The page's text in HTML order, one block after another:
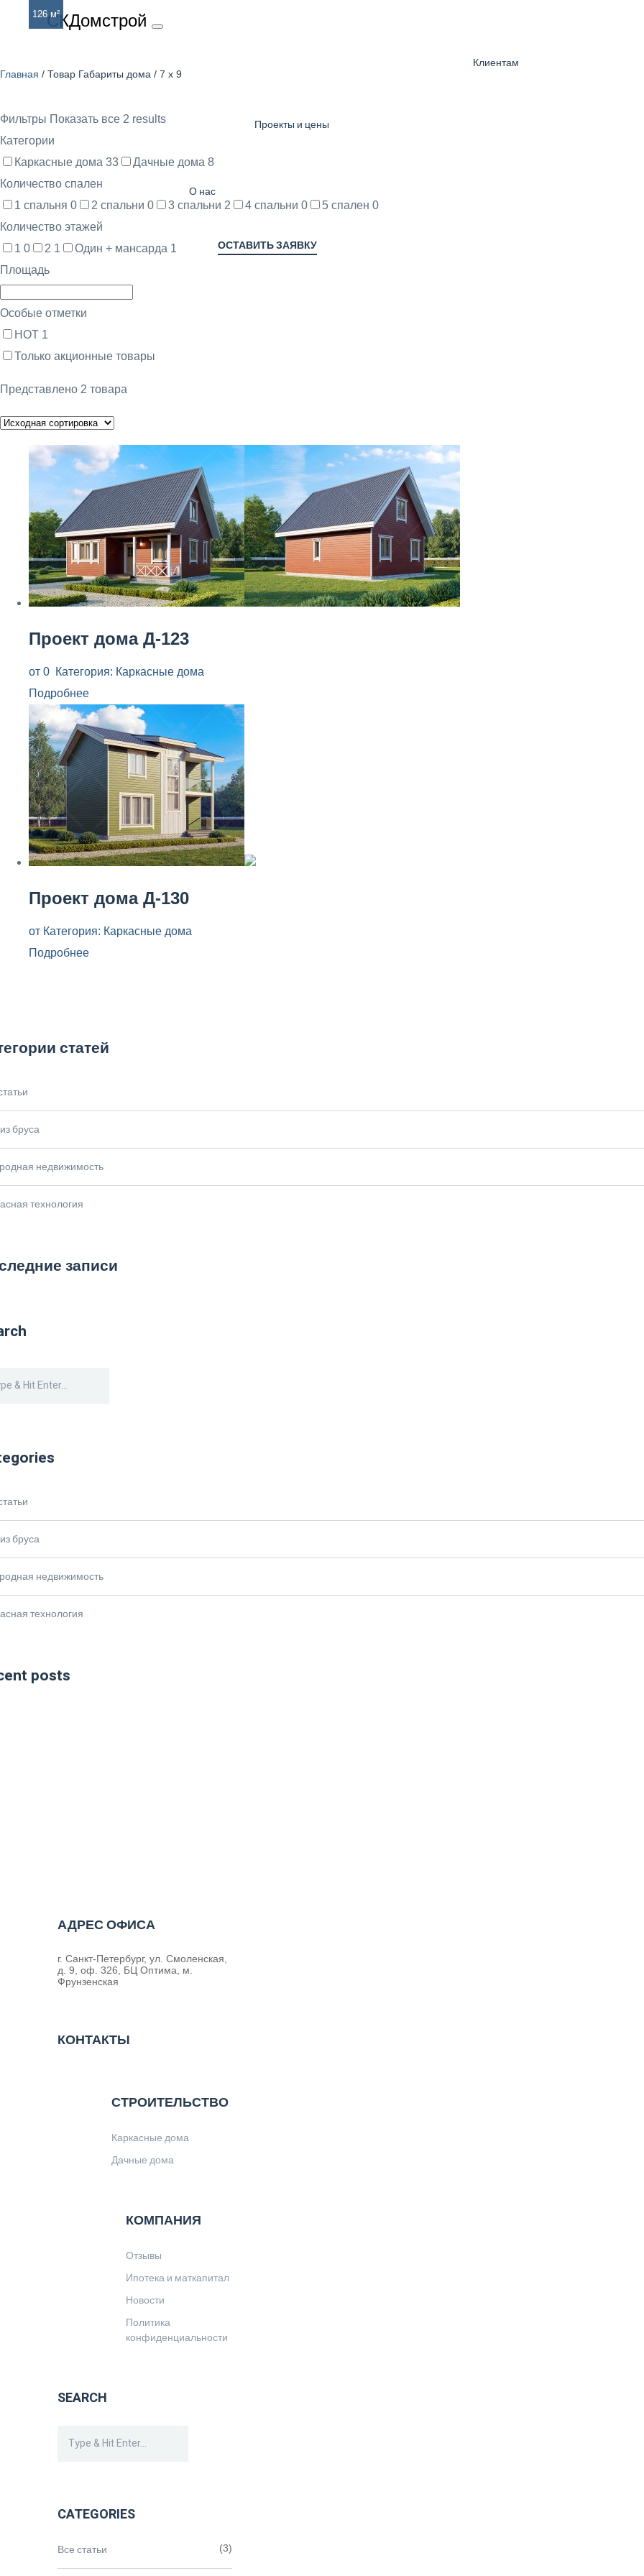
СКДомстрой
О нас
Проекты и цены
Клиентам
ОСТАВИТЬ ЗАЯВКУ
Главная / Товар Габариты дома / 7 х 9
Фильтры Показать все 2 results
Категории
Каркасные дома 33 Дачные дома 8
Количество спален
1 спальня 0 2 спальни 0 3 спальни 2 4 спальни 0 5 спален 0
Количество этажей
1 0 2 1 Один + мансарда 1
Площадь
Особые отметки
HOT 1
Только акционные товары
Представлено 2 товара
108 м²
Проект дома Д-123
от 0 Категория: Каркасные дома
Подробнее
126 м²
Проект дома Д-130
от Категория: Каркасные дома
Подробнее
статей
бруса
недвижимость
технология
записи
бруса
недвижимость
технология
posts
АДРЕС ОФИСА
г. Санкт-Петербург, ул. Смоленская,
д. 9, оф. 326, БЦ Оптима, м.
Фрунзенская
КОНТАКТЫ
СТРОИТЕЛЬСТВО
Каркасные дома
Дачные дома
КОМПАНИЯ
Отзывы
Ипотека и маткапитал
Новости
Политика
конфиденциальности
SEARCH
CATEGORIES
Все статьи (3)